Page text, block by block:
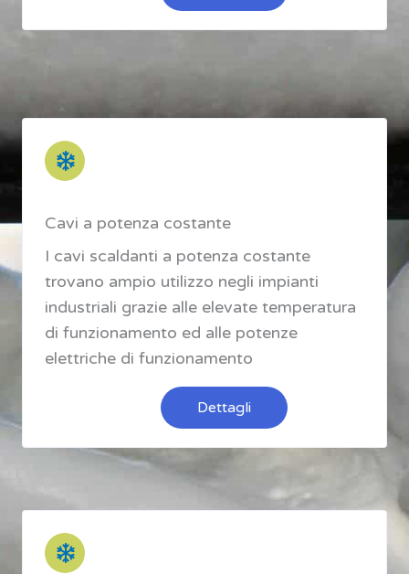
Cavi a potenza costante
I cavi scaldanti a potenza costante
trovano ampio utilizzo negli impianti
industriali grazie alle elevate temperatura
di funzionamento ed alle potenze
elettriche di funzionamento
Dettagli